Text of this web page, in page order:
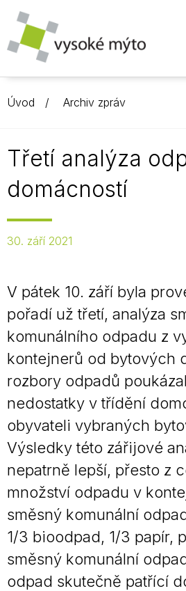
Úvod Archiv zpráv
Třetí analýza
domácností
30. září 2021
V pátek 10. září byla
pořadí už třetí, analýza
komunálního odpadu z
kontejnerů od bytových
rozbory odpadů
nedostatky v třídění
obyvateli vybraných
Výsledky této zářijové
nepatrně lepší, přesto z
množství odpadu v
směsný komunální
1/3 bioodpad, 1/3 papír,
směsný komunální
odpad skutečně patřící